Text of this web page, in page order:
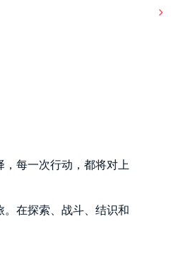
每一次行动，都将对上
在探索、战斗、结识和